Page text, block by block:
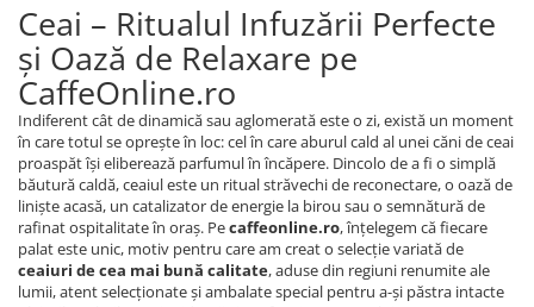
Ceai – Ritualul Infuzării Perfecte
și Oază de Relaxare pe
CaffeOnline.ro
Indiferent cât de dinamică sau aglomerată este o zi, există un moment
în care totul se oprește în loc: cel în care aburul cald al unei căni de ceai
proaspăt își eliberează parfumul în încăpere. Dincolo de a fi o simplă
băutură caldă, ceaiul este un ritual străvechi de reconectare, o oază de
liniște acasă, un catalizator de energie la birou sau o semnătură de
rafinat ospitalitate în oraș. Pecaffeonline.ro, înțelegem că fiecare
palat este unic, motiv pentru care am creat o selecție variată de
ceaiuri de cea mai bună calitate, aduse din regiuni renumite ale
lumii, atent selecționate și ambalate special pentru a-și păstra intacte